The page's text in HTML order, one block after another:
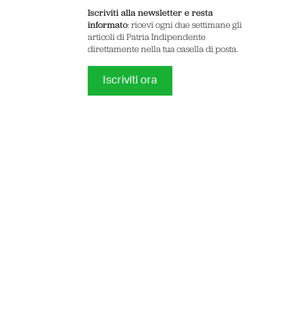
Iscriviti alla newsletter e resta
informato: ricevi ogni due settimane gli
articoli di Patria Indipendente
direttamente nella tua casella di posta.
Iscriviti ora